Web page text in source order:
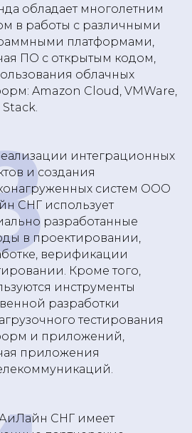
обладает многолетним
в работы с различными
платформами,
ПО с открытым кодом,
облачных
Amazon Cloud, VMWare,
интеграционных
и создания
систем ООО
СНГ использует
разработанные
в проектировании,
верификации
Кроме того,
инструменты
разработки
тестирования
и приложений,
приложения
СНГ имеет